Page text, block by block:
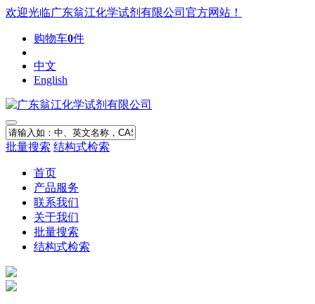
欢迎光临广东翁江化学试剂有限公司官方网站！
购物车0件
中文
English
批量搜索 结构式检索
首页
产品服务
联系我们
关于我们
批量搜索
结构式检索